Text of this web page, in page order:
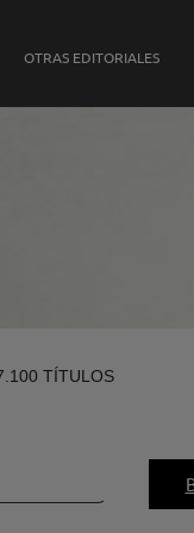
COLECCIONES PROPIAS
OTRAS EDITORIALES
TÍTULOS